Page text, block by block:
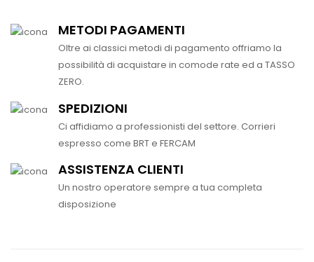
METODI PAGAMENTI
Oltre ai classici metodi di pagamento offriamo la
possibilità di acquistare in comode rate ed a TASSO
ZERO.
SPEDIZIONI
Ci affidiamo a professionisti del settore. Corrieri
espresso come BRT e FERCAM
ASSISTENZA CLIENTI
Un nostro operatore sempre a tua completa
disposizione